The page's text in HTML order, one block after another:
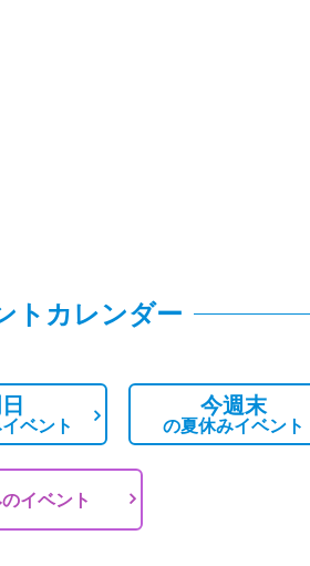
トカレンダー
ベント
今週末
の夏休みイベント
のイベント